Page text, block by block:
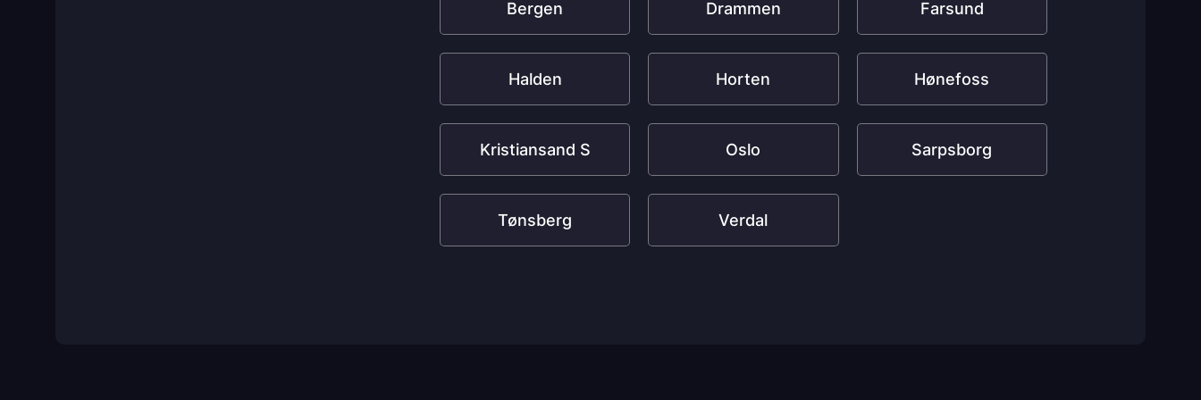
Bergen Drammen Farsund
Halden Horten Hønefoss
Kristiansand S Oslo Sarpsborg
Tønsberg Verdal